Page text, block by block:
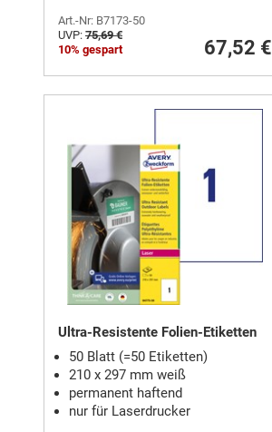
Art.-Nr: B7173-50
UVP: 75,69 €
10% gespart
67,52 €
Ultra-Resistente Folien-Etiketten
50 Blatt (=50 Etiketten)
210 x 297 mm weiß
permanent haftend
nur für Laserdrucker